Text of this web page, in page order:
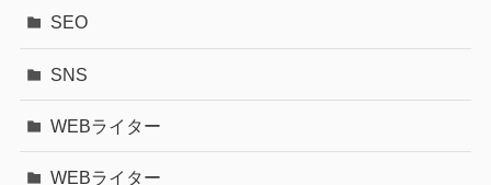
SEO
SNS
WEBライター
WEBライター